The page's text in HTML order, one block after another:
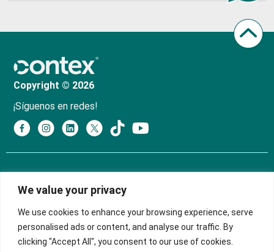
We value your privacy
We use cookies to enhance your browsing experience, serve
personalised ads or content, and analyse our traffic. By
clicking "Accept All", you consent to our use of cookies.
Copyright © 2026
¡Síguenos en redes!
Política de Tratamiento y Protección de Datos
Política de Privacidad
Manual de Políticas Sagrilaft